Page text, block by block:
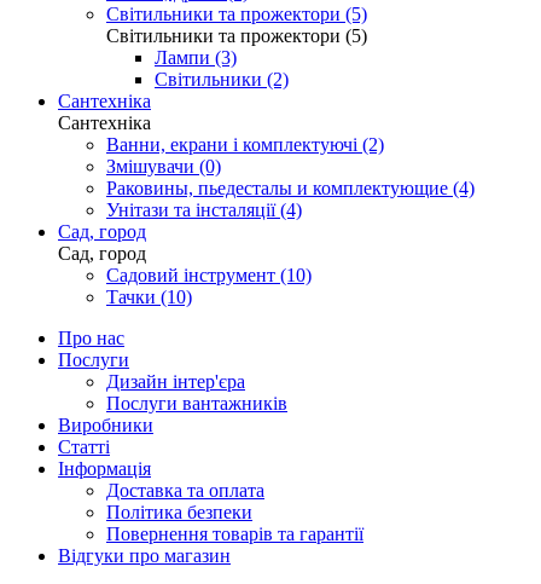
Світильники та прожектори (5)
Світильники та прожектори (5)
Лампи (3)
Світильники (2)
Сантехніка
Сантехніка
Ванни, екрани і комплектуючі (2)
Змішувачи (0)
Раковины, пьедесталы и комплектующие (4)
Унітази та інсталяції (4)
Сад, город
Сад, город
Садовий інструмент (10)
Тачки (10)
Про нас
Послуги
Дизайн інтер'єра
Послуги вантажників
Виробники
Статті
Інформація
Доставка та оплата
Політика безпеки
Повернення товарів та гарантії
Відгуки про магазин